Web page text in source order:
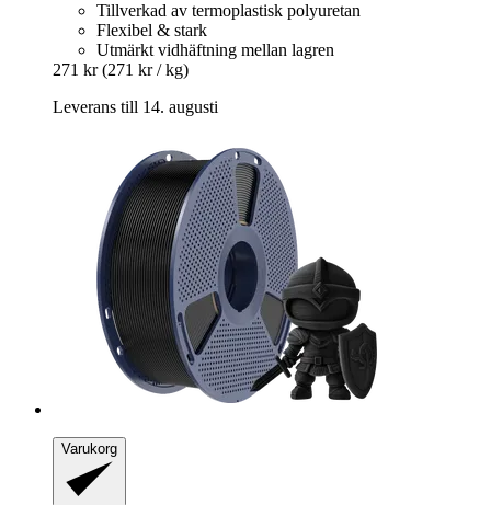
Tillverkad av termoplastisk polyuretan
Flexibel & stark
Utmärkt vidhäftning mellan lagren
271 kr (271 kr / kg)
Leverans till 14. augusti
Varukorg